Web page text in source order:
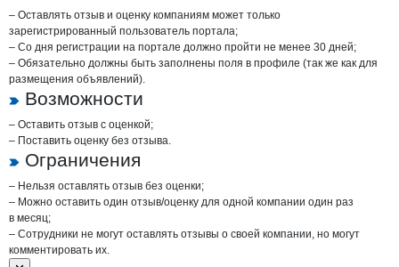
– Оставлять отзыв и оценку компаниям может только
зарегистрированный пользователь портала;
– Со дня регистрации на портале должно пройти не менее 30 дней;
– Обязательно должны быть заполнены поля в профиле (так же как для
размещения объявлений).
Возможности
– Оставить отзыв с оценкой;
– Поставить оценку без отзыва.
Ограничения
– Нельзя оставлять отзыв без оценки;
– Можно оставить один отзыв/оценку для одной компании один раз
в месяц;
– Сотрудники не могут оставлять отзывы о своей компании, но могут
комментировать их.